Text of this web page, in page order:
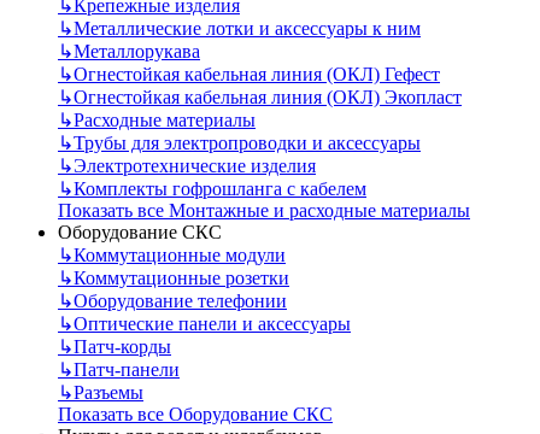
↳Крепежные изделия
↳Металлические лотки и аксессуары к ним
↳Металлорукава
↳Огнестойкая кабельная линия (ОКЛ) Гефест
↳Огнестойкая кабельная линия (ОКЛ) Экопласт
↳Расходные материалы
↳Трубы для электропроводки и аксессуары
↳Электротехнические изделия
↳Комплекты гофрошланга с кабелем
Показать все Монтажные и расходные материалы
Оборудование СКС
↳Коммутационные модули
↳Коммутационные розетки
↳Оборудование телефонии
↳Оптические панели и аксессуары
↳Патч-корды
↳Патч-панели
↳Разъемы
Показать все Оборудование СКС